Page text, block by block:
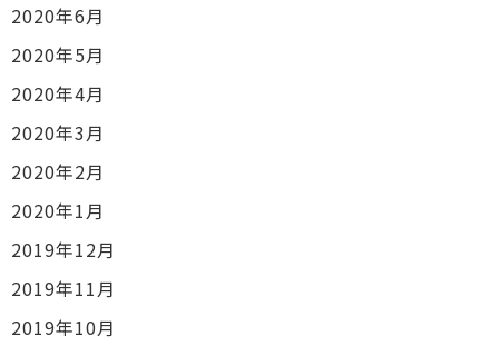
2020年6月
2020年5月
2020年4月
2020年3月
2020年2月
2020年1月
2019年12月
2019年11月
2019年10月